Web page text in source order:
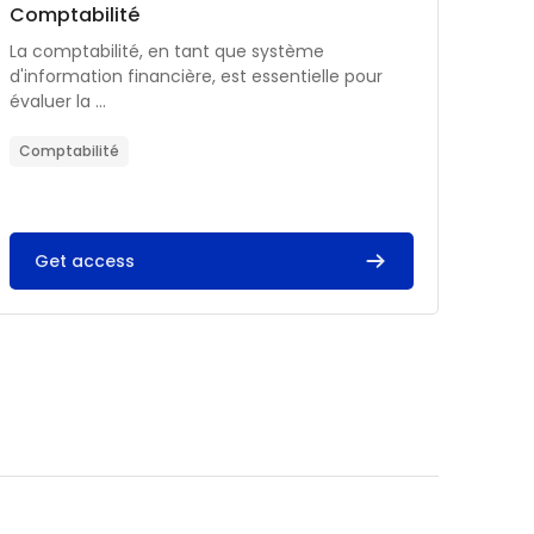
Catégorie de cours
Nom du cours
Comptabilité
Résumé du cours :
La comptabilité, en tant que système
d'information financière, est essentielle pour
évaluer la ...
Comptabilité
Get access